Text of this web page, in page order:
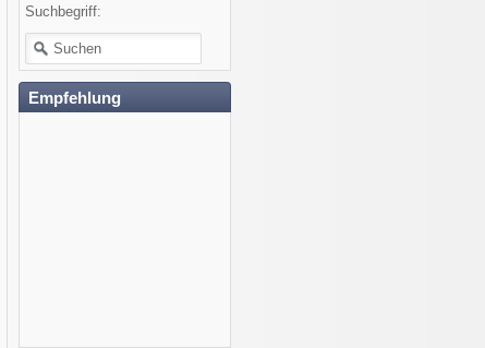
Suchbegriff:
Empfehlung